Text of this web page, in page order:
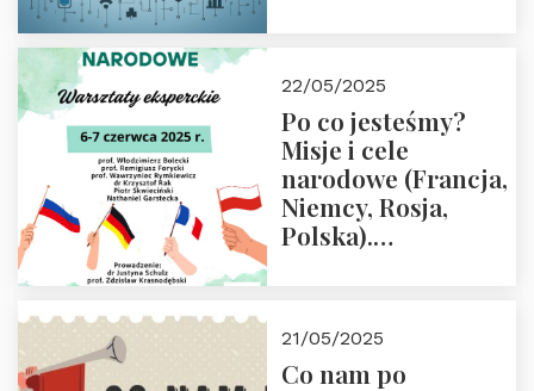
22/05/2025
Po co jesteśmy?
Misje i cele
narodowe (Francja,
Niemcy, Rosja,
Polska).
Zapraszamy do
zapisów.
21/05/2025
Co nam po